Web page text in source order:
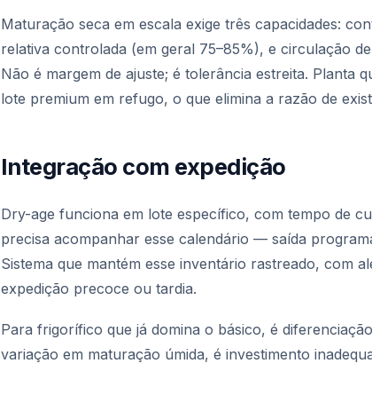
Maturação seca em escala exige três capacidades:
relativa controlada (em geral 75–85%), e circulação
Não é margem de ajuste; é tolerância estreita. Planta
lote premium em refugo, o que elimina a razão de
Integração com expedição
Dry-age funciona em lote específico, com tempo de
precisa acompanhar esse calendário — saída
Sistema que mantém esse inventário rastreado, com
expedição precoce ou tardia.
Para frigorífico que já domina o básico, é
variação em maturação úmida, é investimento